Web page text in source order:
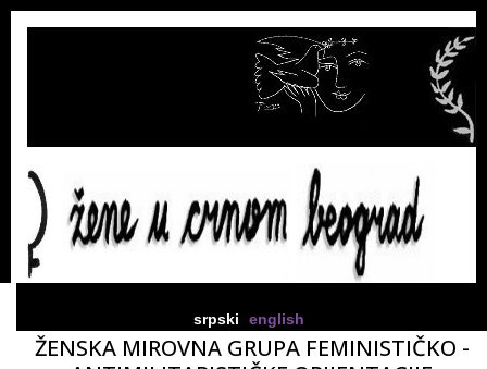
srpski english
ŽENSKA MIROVNA GRUPA FEMINISTIČKO -